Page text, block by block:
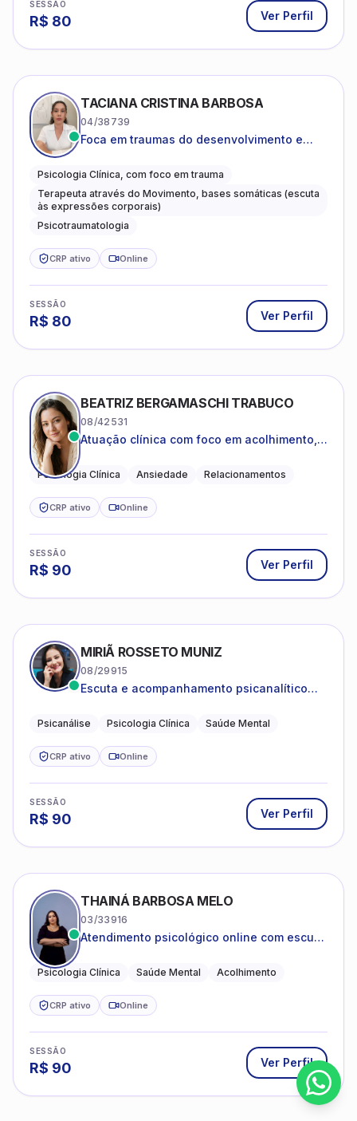
SESSÃO
R$ 80 Ver Perfil
TACIANA CRISTINA BARBOSA
04/38739
Foca em traumas do desenvolvimento e
Psicologia Clínica, com foco em trauma
Terapeuta através do Movimento, bases somáticas (escuta
às expressões corporais)
Psicotraumatologia
CRP ativo Online
SESSÃO
R$ 80 Ver Perfil
BEATRIZ BERGAMASCHI TRABUCO
08/42531
Atuação clínica com foco em acolhimento,
Psicologia Clínica Ansiedade Relacionamentos
CRP ativo Online
SESSÃO
R$ 90 Ver Perfil
MIRIÃ ROSSETO MUNIZ
08/29915
Escuta e acompanhamento psicanalítico
Psicanálise Psicologia Clínica Saúde Mental
CRP ativo Online
SESSÃO
R$ 90 Ver Perfil
THAINÁ BARBOSA MELO
03/33916
Atendimento psicológico online com escuta
emocional
Psicologia Clínica Saúde Mental Acolhimento
CRP ativo Online
SESSÃO
R$ 90 Ver Perfil